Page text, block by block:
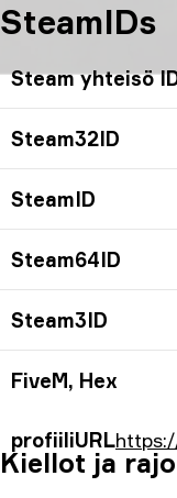
SteamIDs
Steam yhteisö
Steam32ID
SteamID
Steam64ID
Steam3ID
FiveM, Hex
profiiliURL
Kiellot ja